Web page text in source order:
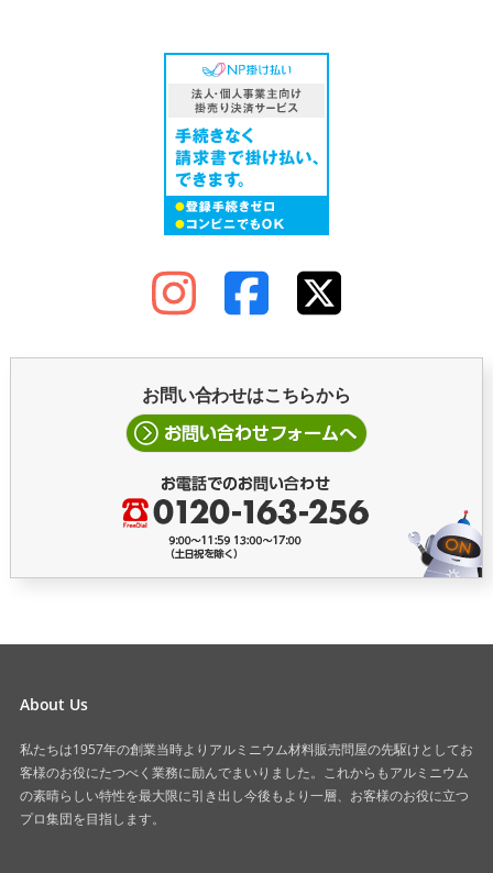
お問い合わせはこちらから
About Us
私たちは1957年の創業当時よりアルミニウム材料販売問屋の先駆けとしてお
客様のお役にたつべく業務に励んでまいりました。これからもアルミニウム
の素晴らしい特性を最大限に引き出し今後もより一層、お客様のお役に立つ
プロ集団を目指します。